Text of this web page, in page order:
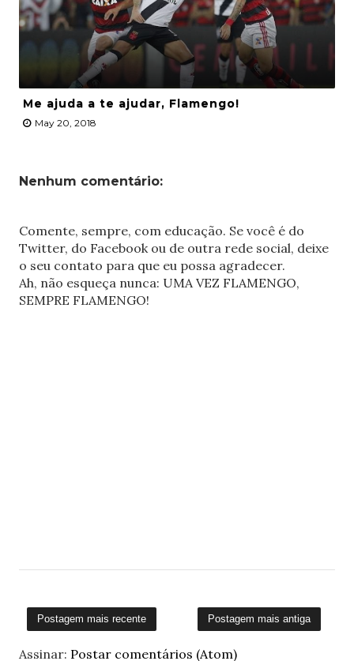
Me ajuda a te ajudar, Flamengo!
May 20, 2018
Nenhum comentário:
Comente, sempre, com educação. Se você é do
Twitter, do Facebook ou de outra rede social, deixe
o seu contato para que eu possa agradecer.
Ah, não esqueça nunca: UMA VEZ FLAMENGO,
SEMPRE FLAMENGO!
Postagem mais recente Postagem mais antiga
Assinar: Postar comentários (Atom)